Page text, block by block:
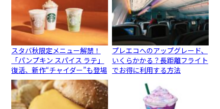
スタバ秋限定メニュー解禁！
「パンプキン スパイス ラテ」
復活、新作“チャイダー”も登場
プレエコへのアップグレード、
いくらかかる？長距離フライト
でお得に利用する方法